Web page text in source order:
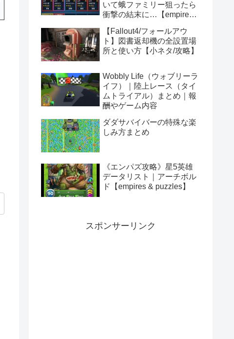
いて蛾ファミリー狙ったら
衝撃の結末に…【empires &
【Fallout4/フォールアウ
ト】図書返却機の全設置場
所と使い方【小ネタ/攻略】
Wobbly Life（ウォブリーラ
イフ）｜陸上レース（タイ
ムトライアル）まとめ｜報
酬やゲーム内容
ダダサバイバーの特殊な楽
しみ方まとめ
《エンパズ攻略》星5英雄
データリスト｜アーチボル
ド【empires & puzzles】
スポンサーリンク